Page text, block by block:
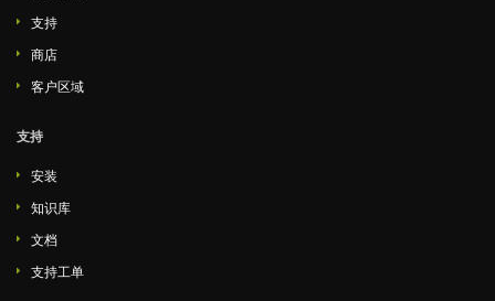
支持
商店
客户区域
支持
安装
知识库
文档
支持工单